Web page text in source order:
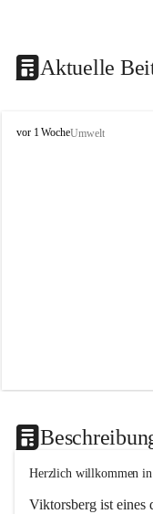
Aktuelle
V
vor 1 WocheUmwelt
Herzlich willkommen in
Viktorsberg ist eines